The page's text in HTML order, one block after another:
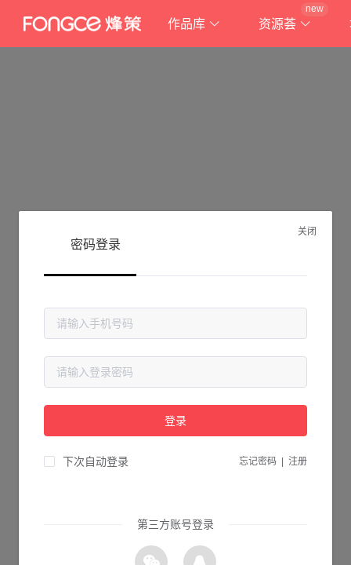
作品库 资源荟
new
抱歉!
请检查您输入的网址是否正确，或点击下面的按钮返回首页。
关闭
密码登录
登录
下次自动登录 忘记密码 注册
第三方账号登录